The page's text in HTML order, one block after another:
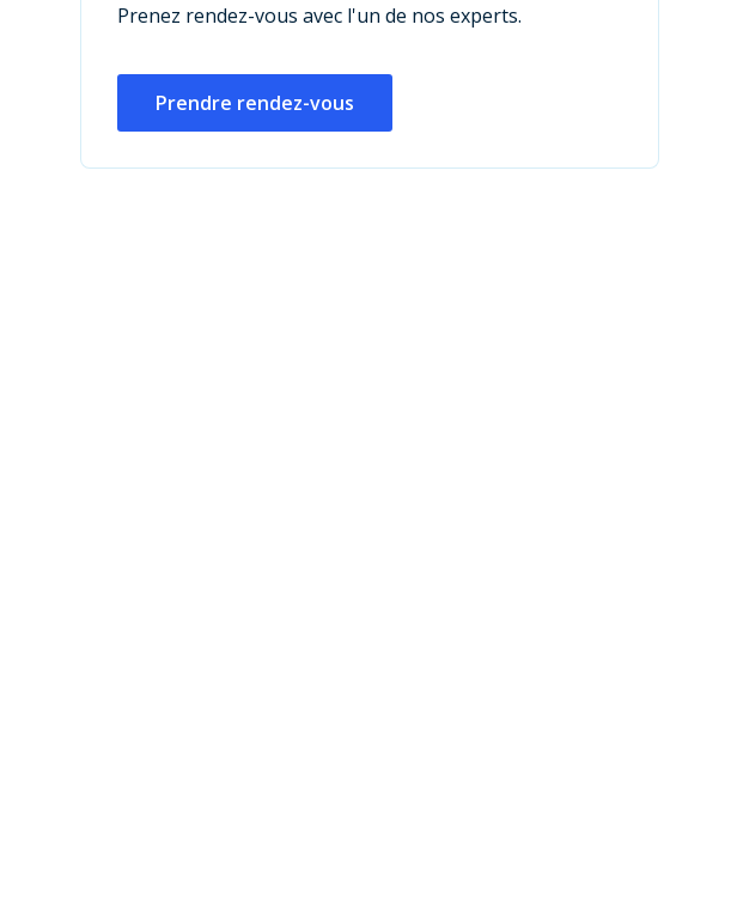
Prenez rendez-vous avec l'un de nos experts.
Prendre rendez-vous